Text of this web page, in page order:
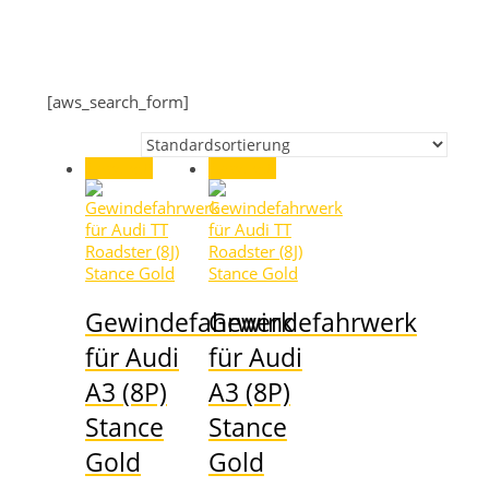
[aws_search_form]
Gewindefahrwerk
für Audi
A3 (8P)
Stance
Gold
Gewindefahrwerk
für Audi
A3 (8P)
Stance
Gold